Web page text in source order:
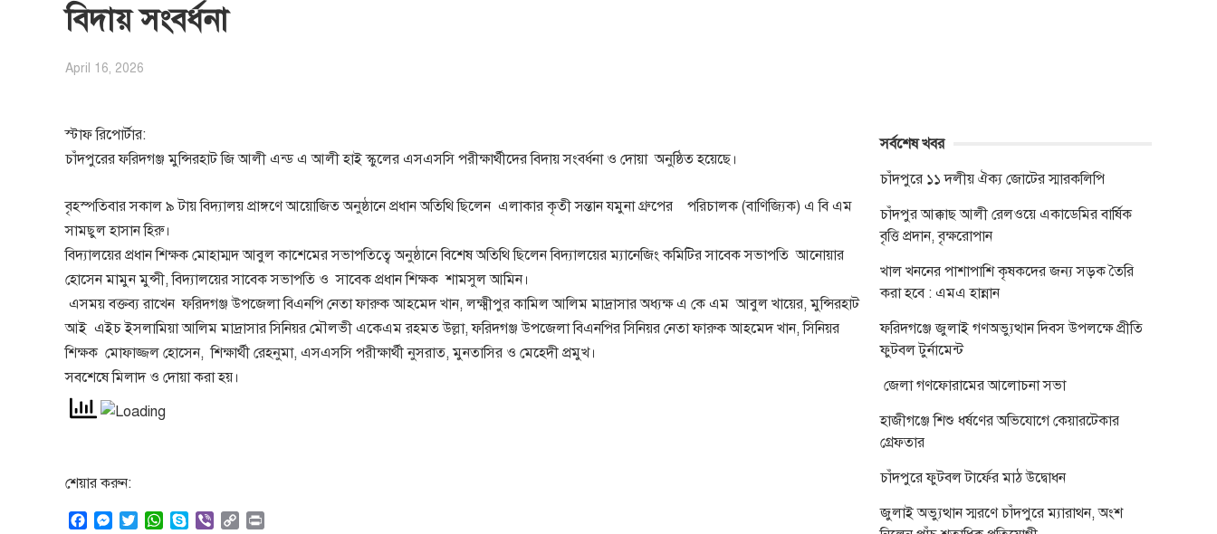
বিদায় সংবর্ধনা
April 16, 2026
স্টাফ রিপোর্টার:
চাঁদপুরের ফরিদগঞ্জ মুন্সিরহাট জি আলী এন্ড এ আলী হাই স্কুলের এসএসসি পরীক্ষার্থীদের বিদায় সংবর্ধনা ও দোয়া অনুষ্ঠিত হয়েছে।
বৃহস্পতিবার সকাল ৯ টায় বিদ্যালয় প্রাঙ্গণে আয়োজিত অনুষ্ঠানে প্রধান অতিথি ছিলেন এলাকার কৃতী সন্তান যমুনা গ্রুপের পরিচালক (বাণিজ্যিক) এ বি এম
সামছুল হাসান হিরু।
বিদ্যালয়ের প্রধান শিক্ষক মোহাম্মদ আবুল কাশেমের সভাপতিত্বে অনুষ্ঠানে বিশেষ অতিথি ছিলেন বিদ্যালয়ের ম্যানেজিং কমিটির সাবেক সভাপতি আনোয়ার
হোসেন মামুন মুন্সী, বিদ্যালয়ের সাবেক সভাপতি ও সাবেক প্রধান শিক্ষক শামসুল আমিন।
এসময় বক্তব্য রাখেন ফরিদগঞ্জ উপজেলা বিএনপি নেতা ফারুক আহমেদ খান, লক্ষ্মীপুর কামিল আলিম মাদ্রাসার অধ্যক্ষ এ কে এম আবুল খায়ের, মুন্সিরহাট
আই এইচ ইসলামিয়া আলিম মাদ্রাসার সিনিয়র মৌলভী একেএম রহমত উল্লা, ফরিদগঞ্জ উপজেলা বিএনপির সিনিয়র নেতা ফারুক আহমেদ খান, সিনিয়র
শিক্ষক মোফাজ্জল হোসেন, শিক্ষার্থী রেহনুমা, এসএসসি পরীক্ষার্থী নুসরাত, মুনতাসির ও মেহেদী প্রমুখ।
সবশেষে মিলাদ ও দোয়া করা হয়।
শেয়ার করুন:
M
W
সর্বশেষ খবর
চাঁদপুরে ১১ দলীয় ঐক্য জোটের স্মারকলিপি
চাঁদপুর আক্কাছ আলী রেলওয়ে একাডেমির বার্ষিক
বৃত্তি প্রদান, বৃক্ষরোপান
খাল খননের পাশাপাশি কৃষকদের জন্য সড়ক তৈরি
করা হবে : এমএ হান্নান
ফরিদগঞ্জে জুলাই গণঅভ্যুত্থান দিবস উপলক্ষে প্রীতি
ফুটবল টুর্নামেন্ট
জেলা গণফোরামের আলোচনা সভা
হাজীগঞ্জে শিশু ধর্ষণের অভিযোগে কেয়ারটেকার
গ্রেফতার
চাঁদপুরে ফুটবল টার্ফের মাঠ উদ্বোধন
জুলাই অভ্যুত্থান স্মরণে চাঁদপুরে ম্যারাথন, অংশ